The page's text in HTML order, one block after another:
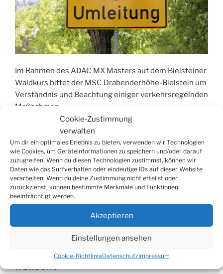
Cookie-Zustimmung
verwalten
Um dir ein optimales Erlebnis zu bieten, verwenden wir Technologien
wie Cookies, um Geräteinformationen zu speichern und/oder darauf
zuzugreifen. Wenn du diesen Technologien zustimmst, können wir
Daten wie das Surfverhalten oder eindeutige IDs auf dieser Website
verarbeiten. Wenn du deine Zustimmung nicht erteilst oder
zurückziehst, können bestimmte Merkmale und Funktionen
beeinträchtigt werden.
Akzeptieren
Einstellungen ansehen
Cookie-RichtlinieDatenschutzImpressum
Im Rahmen des ADAC MX Masters auf dem Bielsteiner
Waldkurs bittet der MSC Drabenderhöhe-Bielstein um
Verständnis und Beachtung einiger verkehrsregelnden
Maßnahmen.
MX
Masters:
Verkehrshinweise“
Seitennummerierung
der
Beiträge
Seite1
WERBUNG